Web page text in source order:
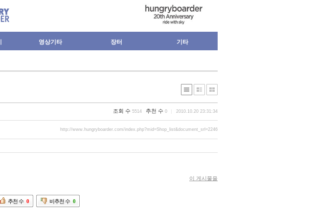
영상기타 장터 기타
조회 수 5514 추천 수 0 2010.10.20 23:31:34
http://www.hungryboarder.com/index.php?mid=Shop_list&document_srl=2246
이 게시물을
추천 수 0 비추천 수 0